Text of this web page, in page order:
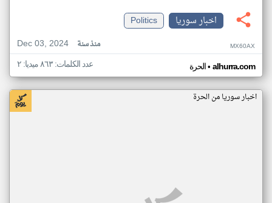
اخبار سوريا
Politics
Dec 03, 2024
منذ سنة MX60AX
الحرة• alhurra.com عدد الكلمات: ٨٦٣ ميديا: ٢
اخبار سوريا من الحرة